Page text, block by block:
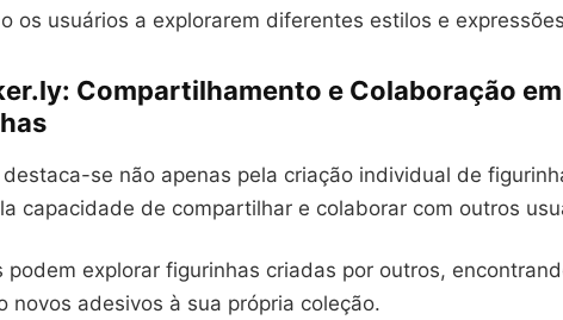
os usuários a explorarem diferentes estilos e
Compartilhamento e Colaboração em
destaca-se não apenas pela criação individual de
capacidade de compartilhar e colaborar com outros
podem explorar figurinhas criadas por outros,
novos adesivos à sua própria coleção.